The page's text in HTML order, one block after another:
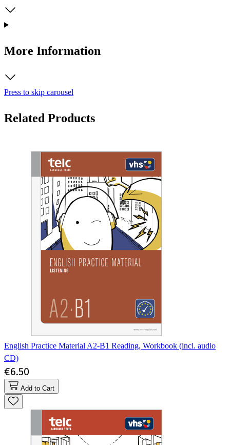
More Information
Press to skip carousel
Related Products
English Practice Material A2-B1 Reading, Workbook (incl. audio
CD)
€6.50
Add to Cart